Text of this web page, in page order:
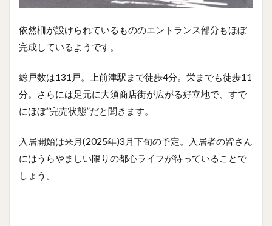
依然柵が設けられているもののエントランス部分もほぼ
完成しているようです。
総戸数は131戸。上前津駅まで徒歩4分。栄までも徒歩11
分。さらには足元に大須商店街が広がる好立地で、すで
にほぼ”完売状態”だと聞きます。
入居開始は来月(2025年)3月下旬の予定。入居者の皆さん
にはうらやましい限りの都心ライフが待っていることで
しょう。